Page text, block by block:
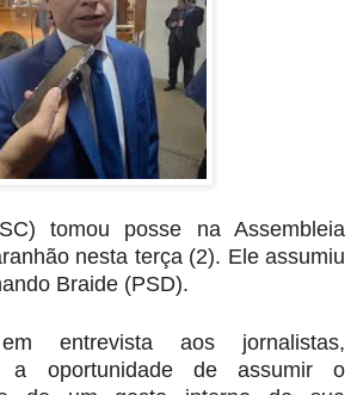
tomou posse na Assembleia
nesta terça (2). Ele assumiu
Braide (PSD).
entrevista aos jornalistas,
a oportunidade de assumir o